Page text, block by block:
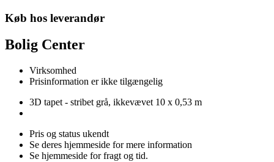
Køb hos leverandør
Bolig Center
Virksomhed
Prisinformation er ikke tilgængelig
3D tapet - stribet grå, ikkevævet 10 x 0,53 m
Pris og status ukendt
Se deres hjemmeside for mere information
Se hjemmeside for fragt og tid.